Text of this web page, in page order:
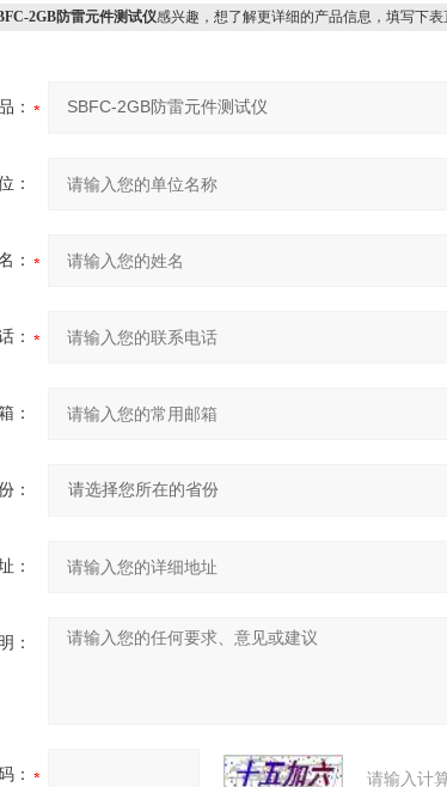
2GB防雷元件测试仪感兴趣，想了解更详细的产品信息，填写下表
：
：
：
：
：
：
：
：
： 请输入计